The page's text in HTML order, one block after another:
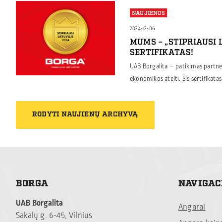
skiriamos: Maisto paketams,
buityje […]
NAUJIENOS
2024-12-06
MUMS – „STIPRIAUSI
SERTIFIKATAS!
UAB Borgalita – patikimas
ekonomikos ateitį. Šis
bei darbuotojais. Jis skiriamas tik
reputacija, prisideda prie
sąžiningą verslo praktiką.
RODYTI NAUJIENŲ ARCHYVĄ
BORGA
UAB Borgalita
Sakalų g. 6-45, Vilnius
Angarai